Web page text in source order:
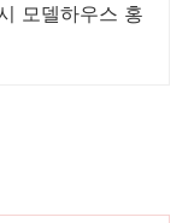
모델하우스 홍